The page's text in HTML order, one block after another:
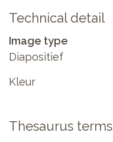
Technical detail
Image type
Diapositief
Kleur
Thesaurus terms